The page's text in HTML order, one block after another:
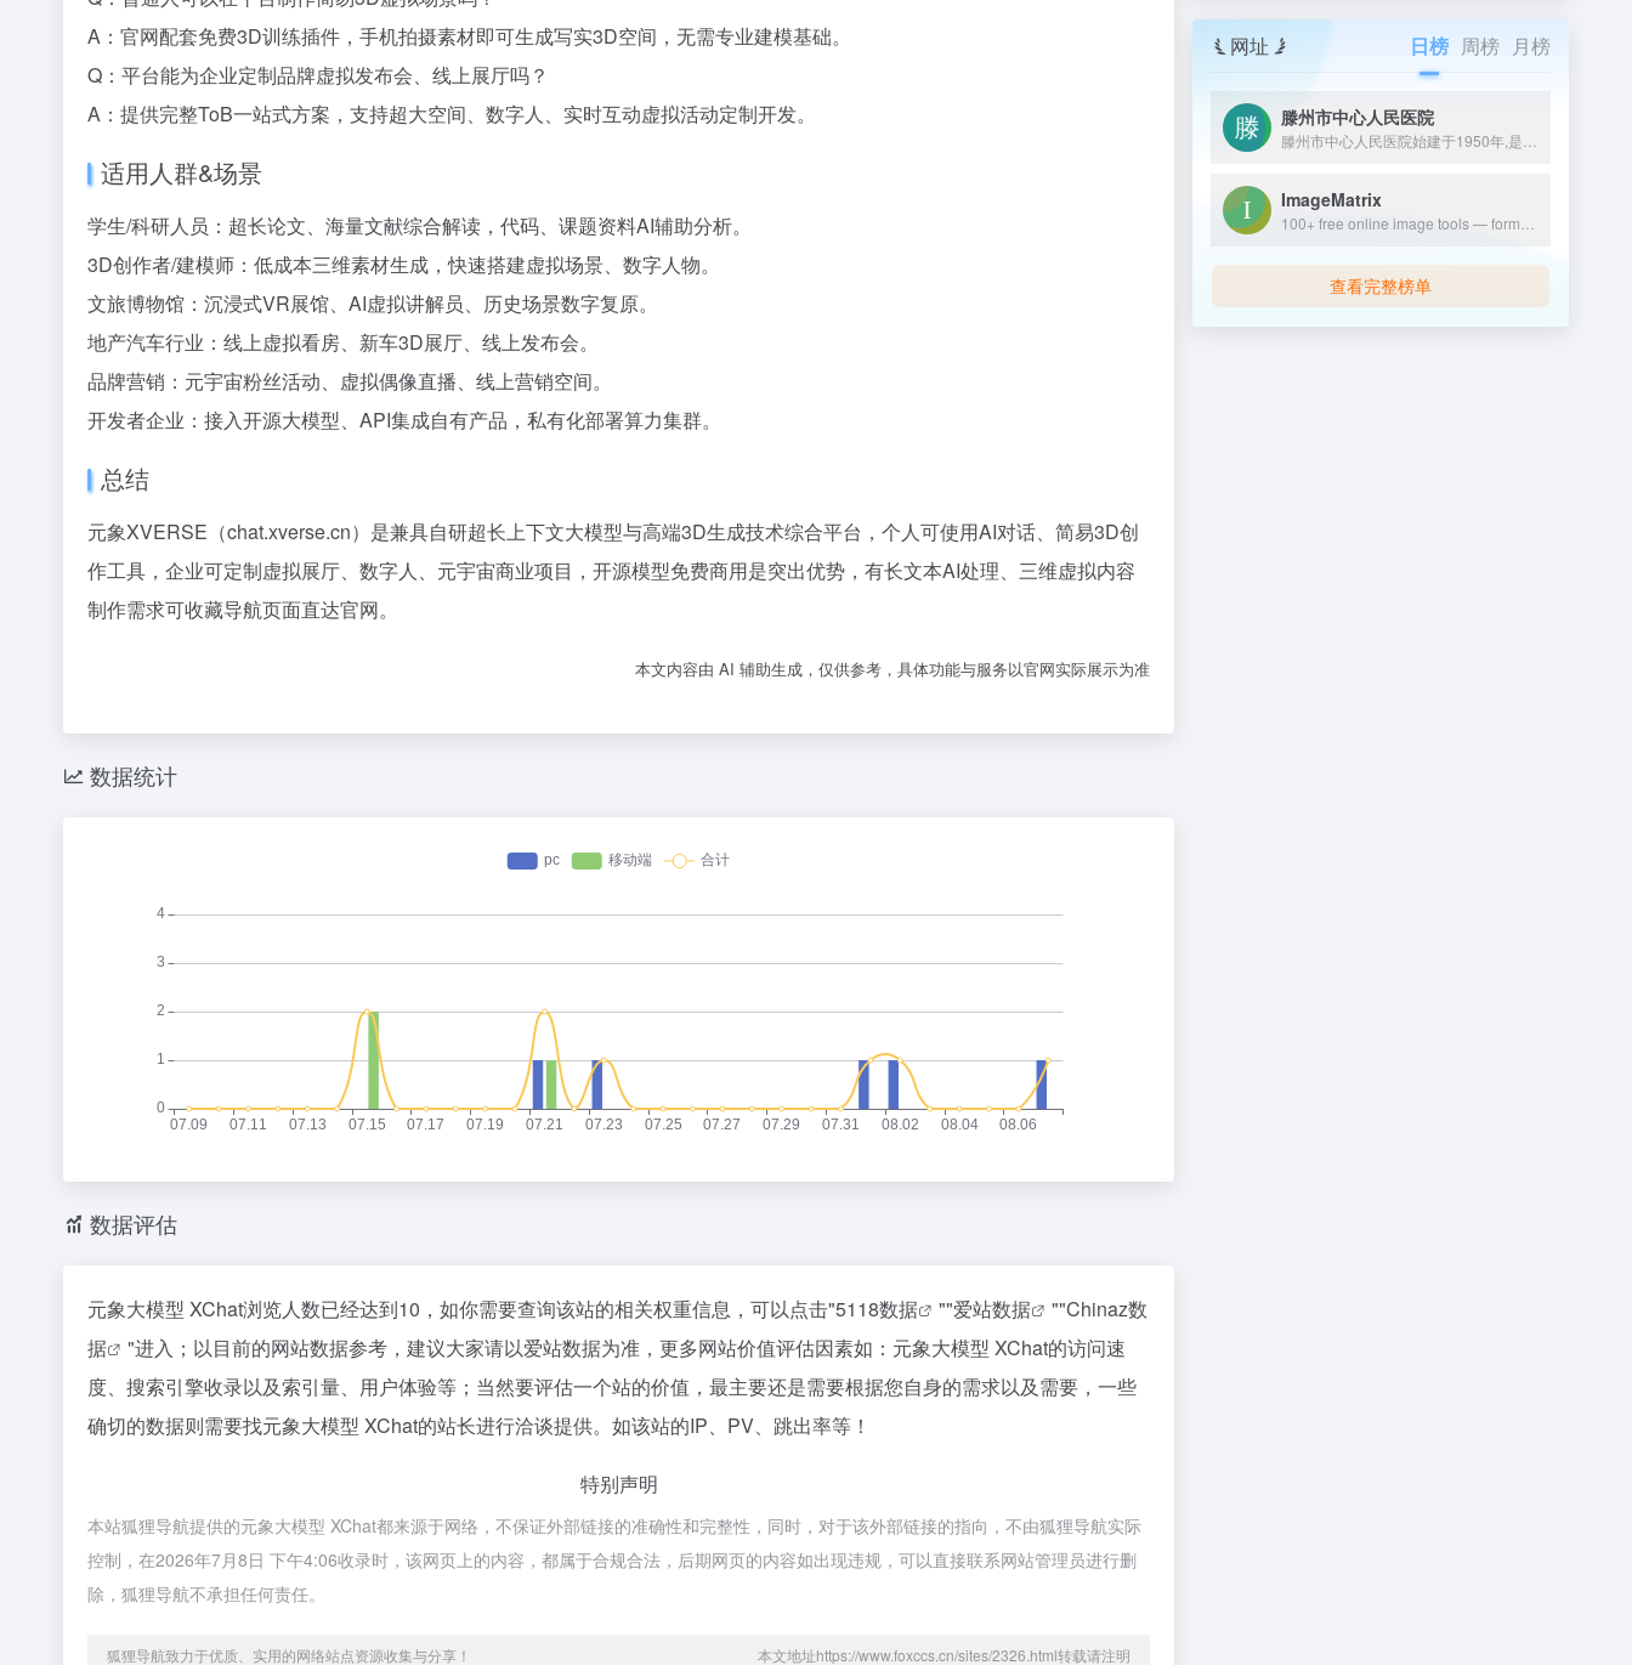
A：官网配套免费3D训练插件，手机拍摄素材即可生成写实3D空间，无需专业建模基础。
Q：平台能为企业定制品牌虚拟发布会、线上展厅吗？
A：提供完整ToB一站式方案，支持超大空间、数字人、实时互动虚拟活动定制开发。
适用人群&场景
学生/科研人员：超长论文、海量文献综合解读，代码、课题资料AI辅助分析。
3D创作者/建模师：低成本三维素材生成，快速搭建虚拟场景、数字人物。
文旅博物馆：沉浸式VR展馆、AI虚拟讲解员、历史场景数字复原。
地产汽车行业：线上虚拟看房、新车3D展厅、线上发布会。
品牌营销：元宇宙粉丝活动、虚拟偶像直播、线上营销空间。
开发者企业：接入开源大模型、API集成自有产品，私有化部署算力集群。
总结
元象XVERSE（chat.xverse.cn）是兼具自研超长上下文大模型与高端3D生成技术综合平台，个人可使用AI对话、简易3D创
作工具，企业可定制虚拟展厅、数字人、元宇宙商业项目，开源模型免费商用是突出优势，有长文本AI处理、三维虚拟内容
制作需求可收藏导航页面直达官网。
本文内容由 AI 辅助生成，仅供参考，具体功能与服务以官网实际展示为准
数据统计
数据评估
元象大模型 XChat浏览人数已经达到10，如你需要查询该站的相关权重信息，可以点击"5118数据 ""爱站数据 ""Chinaz数
据
"进入；以目前的网站数据参考，建议大家请以爱站数据为准，更多网站价值评估因素如：元象大模型 XChat的访问速
度、搜索引擎收录以及索引量、用户体验等；当然要评估一个站的价值，最主要还是需要根据您自身的需求以及需要，一些
确切的数据则需要找元象大模型 XChat的站长进行洽谈提供。如该站的IP、PV、跳出率等！
特别声明
本站狐狸导航提供的元象大模型 XChat都来源于网络，不保证外部链接的准确性和完整性，同时，对于该外部链接的指向，不由狐狸导航实际
控制，在2026年7月8日 下午4:06收录时，该网页上的内容，都属于合规合法，后期网页的内容如出现违规，可以直接联系网站管理员进行删
除，狐狸导航不承担任何责任。
狐狸导航致力于优质、实用的网络站点资源收集与分享！ 本文地址https://www.foxccs.cn/sites/2326.html转载请注明
网址 日榜 周榜 月榜
滕州市中心人民医院
ImageMatrix
查看完整榜单